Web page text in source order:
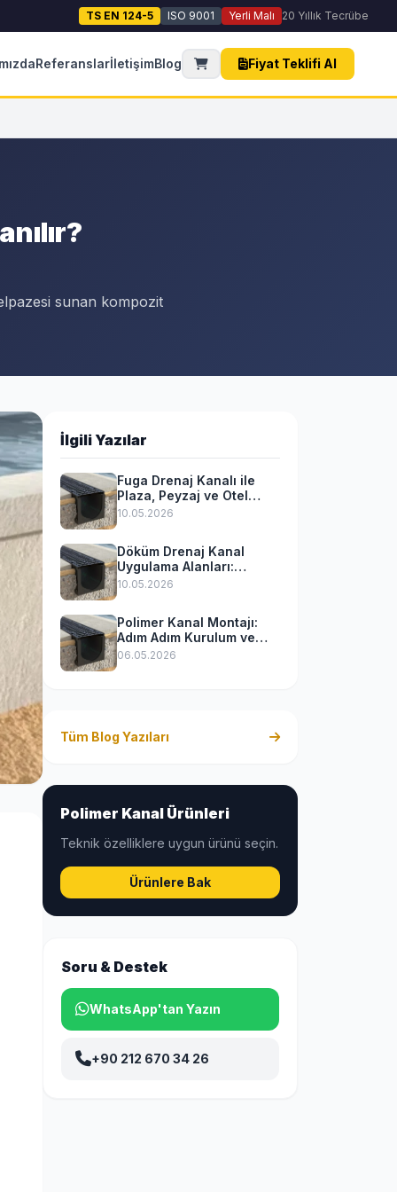
TS EN 124-5 ISO 9001 Yerli Malı 20 Yıllık Tecrübe
ReferanslarİletişimBlog Fiyat Teklifi Al
sunan kompozit
İlgili Yazılar
Fuga Drenaj Kanalı ile
Plaza, Peyzaj ve Otel
Projelerinde Mükemmel
10.05.2026
Döküm Drenaj Kanal
Uygulama Alanları:
Otoyoldan Havalimanına
10.05.2026
Polimer Kanal Montajı:
Adım Adım Kurulum ve
Uygulama Rehberi
06.05.2026
Tüm Blog Yazıları
Polimer Kanal Ürünleri
Teknik özelliklere uygun ürünü seçin.
Ürünlere Bak
Soru & Destek
WhatsApp'tan Yazın
+90 212 670 34 26